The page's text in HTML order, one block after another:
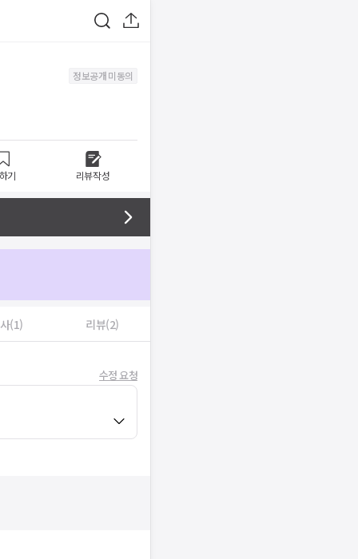
정보공개 미동의
기 리뷰작성
(1) 리뷰(2)
수정 요청